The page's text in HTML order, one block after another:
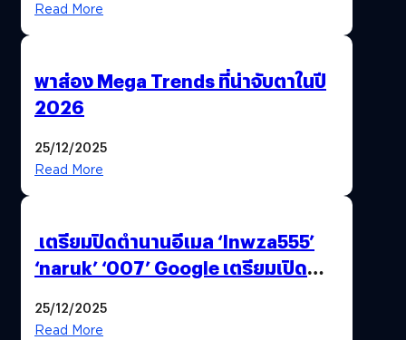
Read More
พาส่อง Mega Trends ที่น่าจับตาในปี
2026
25/12/2025
Read More
เตรียมปิดตำนานอีเมล ‘lnwza555’
‘naruk’ ‘007’ Google เตรียมเปิด
25/12/2025
Read More